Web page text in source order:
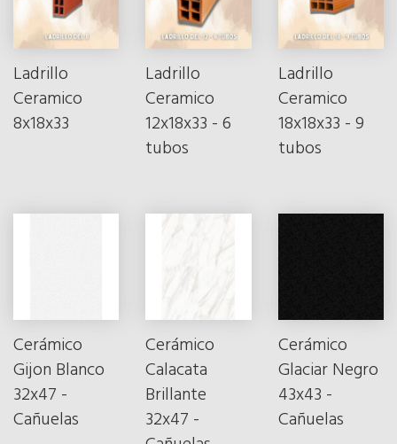
Ladrillo
Ceramico
8x18x33
Ladrillo
Ceramico
12x18x33 - 6
tubos
Ladrillo
Ceramico
18x18x33 - 9
tubos
Cerámico
Gijon Blanco
32x47 -
Cañuelas
Cerámico
Calacata
Brillante
32x47 -
Cerámico
Glaciar Negro
43x43 -
Cañuelas